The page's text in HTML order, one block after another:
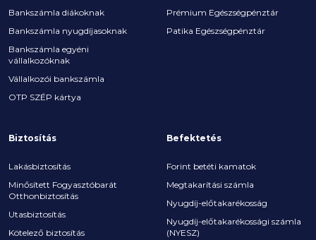
Bankszámla diákoknak
Bankszámla nyugdíjasoknak
Bankszámla egyéni
vállalkozóknak
Vállalkozói bankszámla
OTP SZÉP kártya
Prémium Egészségpénztár
Patika Egészségpénztár
Biztosítás
Lakásbiztosítás
Minősített Fogyasztóbarát
Otthonbiztosítás
Utasbiztosítás
Kötelező biztosítás
Befektetés
Forint betéti kamatok
Megtakarítási számla
Nyugdíj-előtakarékosság
Nyugdíj-előtakarékossági számla
(NYESZ)